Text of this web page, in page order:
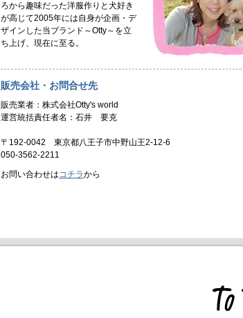
ろから趣味だった洋服作りと犬好き
が高じて2005年には自身が企画・デ
ザインした当ブランド～Otty～を立
ち上げ、現在に至る。
販売会社・お問合せ先
販売業者：株式会社Otty's world
運営統括責任者名：石井 要克
〒192-0042 東京都八王子市中野山王2-12-6
050-3562-2211
お問い合わせは コチラから